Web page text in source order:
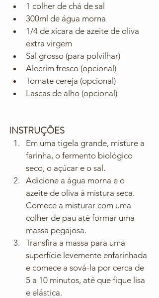
1 colher de chá de sal
300ml de água morna
1/4 de xícara de azeite de oliva
extra virgem
Sal grosso (para polvilhar)
Alecrim fresco (opcional)
Tomate cereja (opcional)
Lascas de alho (opcional)
INSTRUÇÕES
Em uma tigela grande, misture a
farinha, o fermento biológico
seco, o açúcar e o sal.
Adicione a água morna e o
azeite de oliva à mistura seca.
Comece a misturar com uma
colher de pau até formar uma
massa pegajosa.
Transfira a massa para uma
superfície levemente enfarinhada
e comece a sová-la por cerca de
5 a 10 minutos, até que fique lisa
e elástica.